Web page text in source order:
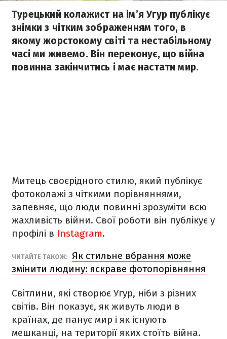
Турецький колажист на ім’я Угур публікує
знімки з чітким зображенням того, в
якому жорстокому світі та нестабільному
часі ми живемо. Він переконує, що війна
повинна закінчитись і має настати мир.
Митець своєрідного стилю, який публікує
фотоколажі з чіткими порівняннями,
запевняє, що люди повинні зрозуміти всю
жахливість війни. Свої роботи він публікує у
профілі в Instagram.
ЧИТАЙТЕ ТАКОЖ: Як стильне вбрання може
змінити людину: яскраве фотопорівняння
Світлини, які створює Угур, ніби з різних
світів. Він показує, як живуть люди в
країнах, де панує мир і як існують
мешканці, на території яких стоїть війна.